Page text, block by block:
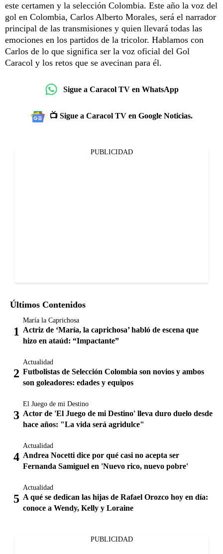
este certamen y la selección Colombia. Este año la voz del
gol en Colombia, Carlos Alberto Morales, será el narrador
principal de las transmisiones y quien llevará todas las
emociones en los partidos de la tricolor. Hablamos con
Carlos de lo que significa ser la voz oficial del Gol
Caracol y los retos que se avecinan para él.
Sigue a Caracol TV en WhatsApp
📺 Sigue a Caracol TV en Google Noticias.
PUBLICIDAD
Últimos Contenidos
María la Caprichosa
Actriz de ‘María, la caprichosa’ habló de escena que
hizo en ataúd: “Impactante”
Actualidad
Futbolistas de Selección Colombia son novios y ambos
son goleadores: edades y equipos
El Juego de mi Destino
Actor de 'El Juego de mi Destino' lleva duro duelo desde
hace años: "La vida será agridulce"
Actualidad
Andrea Nocetti dice por qué casi no acepta ser
Fernanda Samiguel en 'Nuevo rico, nuevo pobre'
Actualidad
A qué se dedican las hijas de Rafael Orozco hoy en día:
conoce a Wendy, Kelly y Loraine
PUBLICIDAD